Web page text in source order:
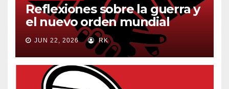
Reflexiones sobre la guerra y
el nuevo orden mundial
JUN 22, 2026 RK